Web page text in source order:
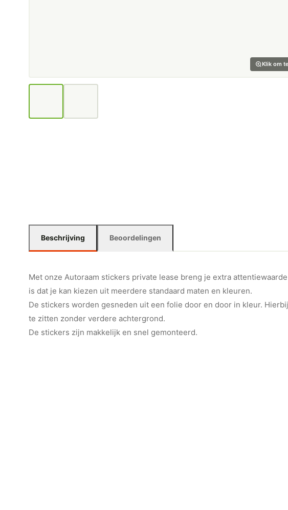
Klik om
Beschrijving Beoordelingen
Met onze Autoraam stickers private lease breng je extra
is dat je kan kiezen uit meerdere standaard maten en kleuren.
De stickers worden gesneden uit een folie door en door in kleur.
te zitten zonder verdere achtergrond.
De stickers zijn makkelijk en snel gemonteerd.